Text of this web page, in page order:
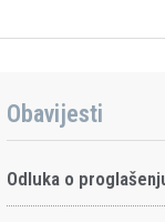
Obavijesti
Odluka o